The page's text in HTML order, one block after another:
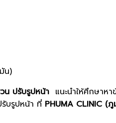
น ปรับรูปหน้า แนะนำให้ศึกษาห
บรูปหน้า ที่ PHUMA CLINIC (